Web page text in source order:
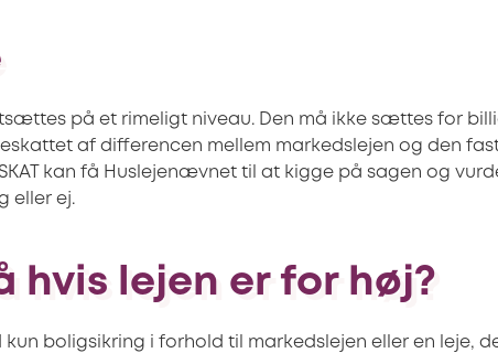
på et rimeligt niveau. Den må ikke sættes for
af differencen mellem markedslejen og den
kan få Huslejenævnet til at kigge på sagen og
eller ej.
hvis lejen er for høj?
kun boligsikring i forhold til markedslejen eller en leje,